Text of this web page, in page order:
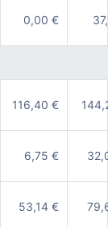
0,00 €
116,40 €
6,75 €
53,14 €